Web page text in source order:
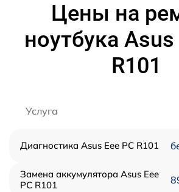
Цены на
ноутбука Asus
R101
Услуга
Диагностика Asus Eee PC R101
Замена аккумулятора Asus Eee
PC R101